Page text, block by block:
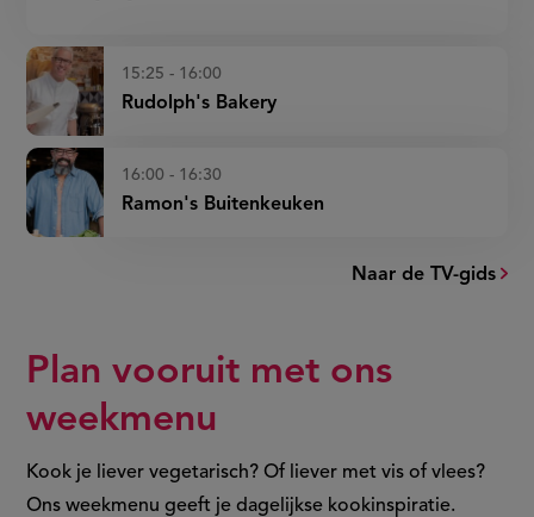
15:25 - 16:00
Rudolph's Bakery
16:00 - 16:30
Ramon's Buitenkeuken
Naar de TV-gids
Plan vooruit met ons
weekmenu
Kook je liever vegetarisch? Of liever met vis of vlees?
Ons weekmenu geeft je dagelijkse kookinspiratie.